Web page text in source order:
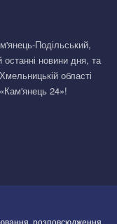
Подільський,
новини дня, та
області
24»!
розповсюдження